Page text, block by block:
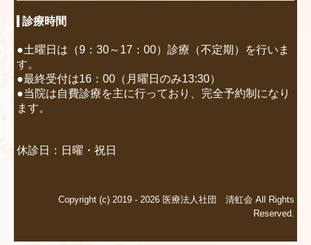
診療時間
●土曜日は（9：30～17：00）診療（不定期）を行いま
す。
●最終受付は16：00（月曜日のみ13:30）
●当院は自費診療を主に行っており、完全予約制になり
ます。
休診日：日曜・祝日
Copyright (c) 2019 - 2026 医療法人社団 清虹会 All Rights
Reserved.